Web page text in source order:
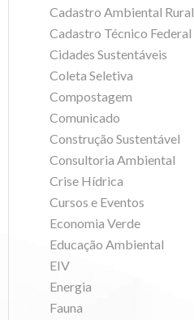
Cadastro Ambiental Rural
Cadastro Técnico Federal
Cidades Sustentáveis
Coleta Seletiva
Compostagem
Comunicado
Construção Sustentável
Consultoria Ambiental
Crise Hídrica
Cursos e Eventos
Economia Verde
Educação Ambiental
EIV
Energia
Fauna